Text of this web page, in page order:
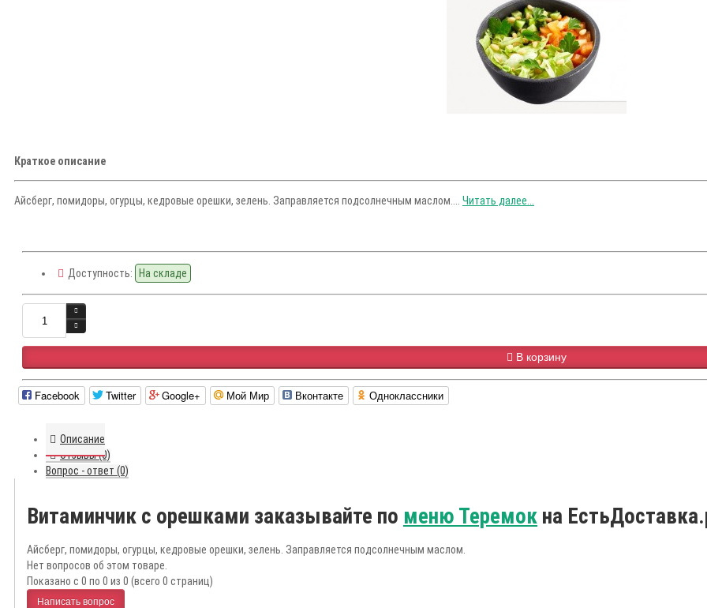
Краткое описание
Айсберг, помидоры, огурцы, кедровые орешки, зелень. Заправляется подсолнечным маслом.... Читать далее...
Доступность: На складе
В корзину
Facebook Twitter Google+ Мой Мир Вконтакте Одноклассники
Описание
Отзывы (0)
Вопрос - ответ (0)
Витаминчик с орешками заказывайте по меню Теремок на
Айсберг, помидоры, огурцы, кедровые орешки, зелень. Заправляется подсолнечным маслом.
Нет вопросов об этом товаре.
Показано с 0 по 0 из 0 (всего 0 страниц)
Написать вопрос